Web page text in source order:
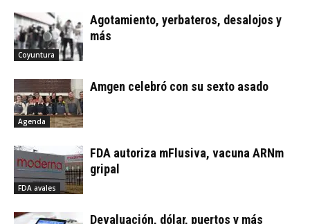
Coyuntura
Agotamiento, yerbateros, desalojos y
más
Agenda
Amgen celebró con su sexto asado
FDA avales
FDA autoriza mFlusiva, vacuna ARNm
gripal
Devaluación, dólar, puertos y más